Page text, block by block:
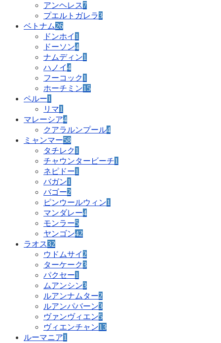
アンヘレス7
プエルトガレラ3
ベトナム26
ドンホイ 1
ドーソン4
ナムディン1
ハノイ4
フーコック1
ホーチミン15
ペルー1
リマ1
マレーシア4
クアラルンプール4
ミャンマー58
タチレク1
チャウンタービーチ1
ネピドー1
バガン1
バゴー2
ピンウールウィン1
マンダレー4
モンラー5
ヤンゴン42
ラオス32
ウドムサイ 2
ターケーク3
パクセー1
ムアンシン3
ルアンナムター2
ルアンパバーン3
ヴァンヴィエン5
ヴィエンチャン13
ルーマニア1